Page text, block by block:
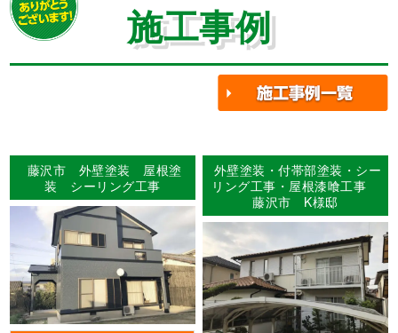
施工事例
藤沢市 外壁塗装 屋根塗
装 シーリング工事
外壁塗装・付帯部塗装・シー
リング工事・屋根漆喰工事
藤沢市 K様邸